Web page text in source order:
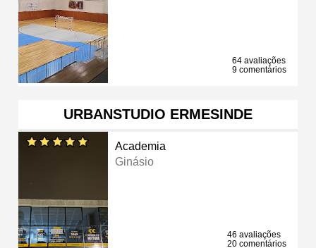
64 avaliações
9 comentários
URBANSTUDIO ERMESINDE
Academia
Ginásio
46 avaliações
20 comentários